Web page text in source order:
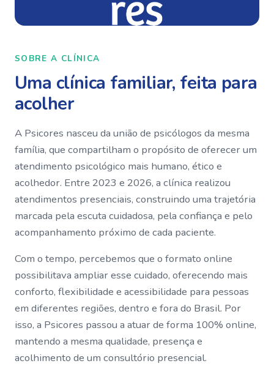
SOBRE A CLÍNICA
Uma clínica familiar, feita para
acolher
A Psicores nasceu da união de psicólogos da mesma
família, que compartilham o propósito de oferecer um
atendimento psicológico mais humano, ético e
acolhedor. Entre 2023 e 2026, a clínica realizou
atendimentos presenciais, construindo uma trajetória
marcada pela escuta cuidadosa, pela confiança e pelo
acompanhamento próximo de cada paciente.
Com o tempo, percebemos que o formato online
possibilitava ampliar esse cuidado, oferecendo mais
conforto, flexibilidade e acessibilidade para pessoas
em diferentes regiões, dentro e fora do Brasil. Por
isso, a Psicores passou a atuar de forma 100% online,
mantendo a mesma qualidade, presença e
acolhimento de um consultório presencial.